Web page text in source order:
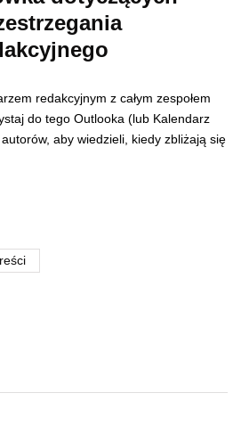
redakcyjnym z całym zespołem
do tego Outlooka (lub Kalendarz
aby wiedzieli, kiedy zbliżają się